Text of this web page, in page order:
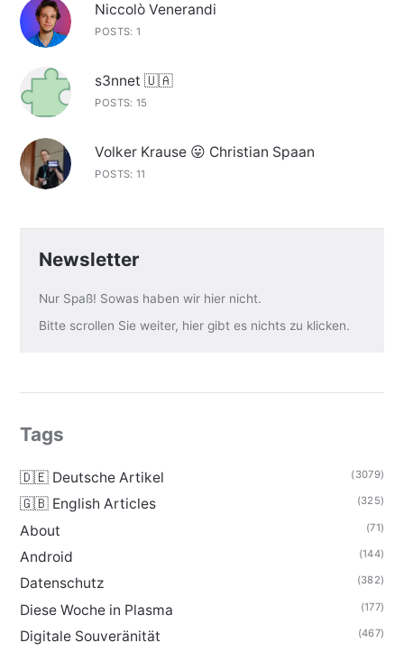
Niccolò Venerandi
POSTS: 1
s3nnet 🇺🇦
POSTS: 15
Volker Krause 😛 Christian Spaan
POSTS: 11
Newsletter
Nur Spaß! Sowas haben wir hier nicht.
Bitte scrollen Sie weiter, hier gibt es nichts zu klicken.
Tags
🇩🇪 Deutsche Artikel (3079)
🇬🇧 English Articles (325)
About (71)
Android (144)
Datenschutz (382)
Diese Woche in Plasma (177)
Digitale Souveränität (467)